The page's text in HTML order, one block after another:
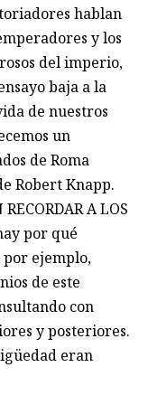
hablan
y los
del imperio,
baja a la
de nuestros
un
de Roma
Robert Knapp.
A LOS
por qué
por ejemplo,
de este
con
y posteriores.
eran